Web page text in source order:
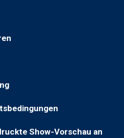
Show-Vorschau an